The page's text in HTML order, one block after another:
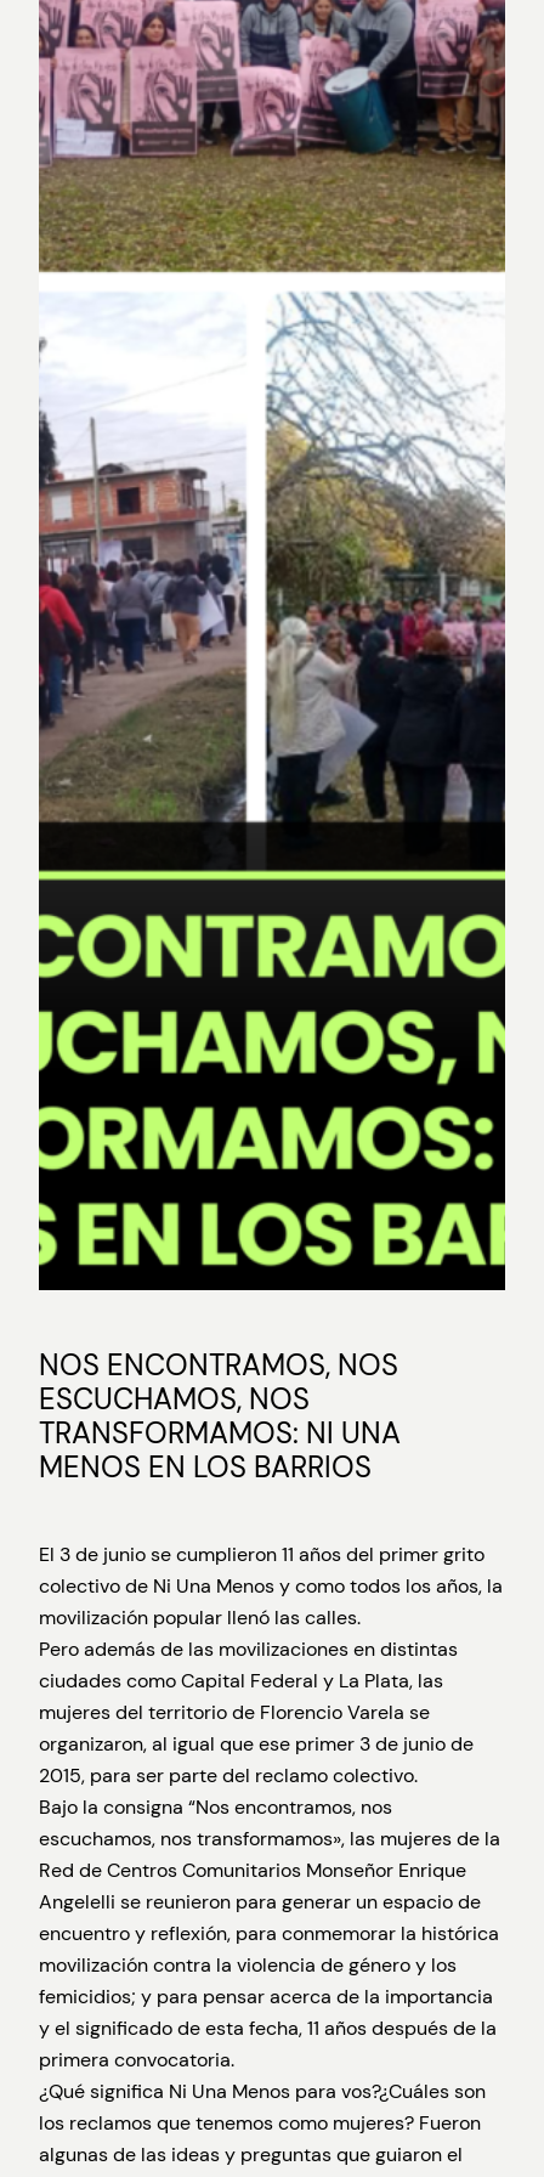
NOS ENCONTRAMOS, NOS
ESCUCHAMOS, NOS
TRANSFORMAMOS: NI UNA
MENOS EN LOS BARRIOS
El 3 de junio se cumplieron 11 años del primer grito
colectivo de Ni Una Menos y como todos los años, la
movilización popular llenó las calles.
Pero además de las movilizaciones en distintas
ciudades como Capital Federal y La Plata, las
mujeres del territorio de Florencio Varela se
organizaron, al igual que ese primer 3 de junio de
2015, para ser parte del reclamo colectivo.
Bajo la consigna “Nos encontramos, nos
escuchamos, nos transformamos», las mujeres de la
Red de Centros Comunitarios Monseñor Enrique
Angelelli se reunieron para generar un espacio de
encuentro y reflexión, para conmemorar la histórica
movilización contra la violencia de género y los
femicidios; y para pensar acerca de la importancia
y el significado de esta fecha, 11 años después de la
primera convocatoria.
¿Qué significa Ni Una Menos para vos?¿Cuáles son
los reclamos que tenemos como mujeres? Fueron
algunas de las ideas y preguntas que guiaron el